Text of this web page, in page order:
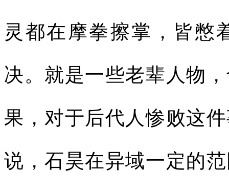
灵都在摩拳擦掌，皆憋
决。就是一些老辈人物
果，对于后代人惨败这
说，石昊在异域一定的